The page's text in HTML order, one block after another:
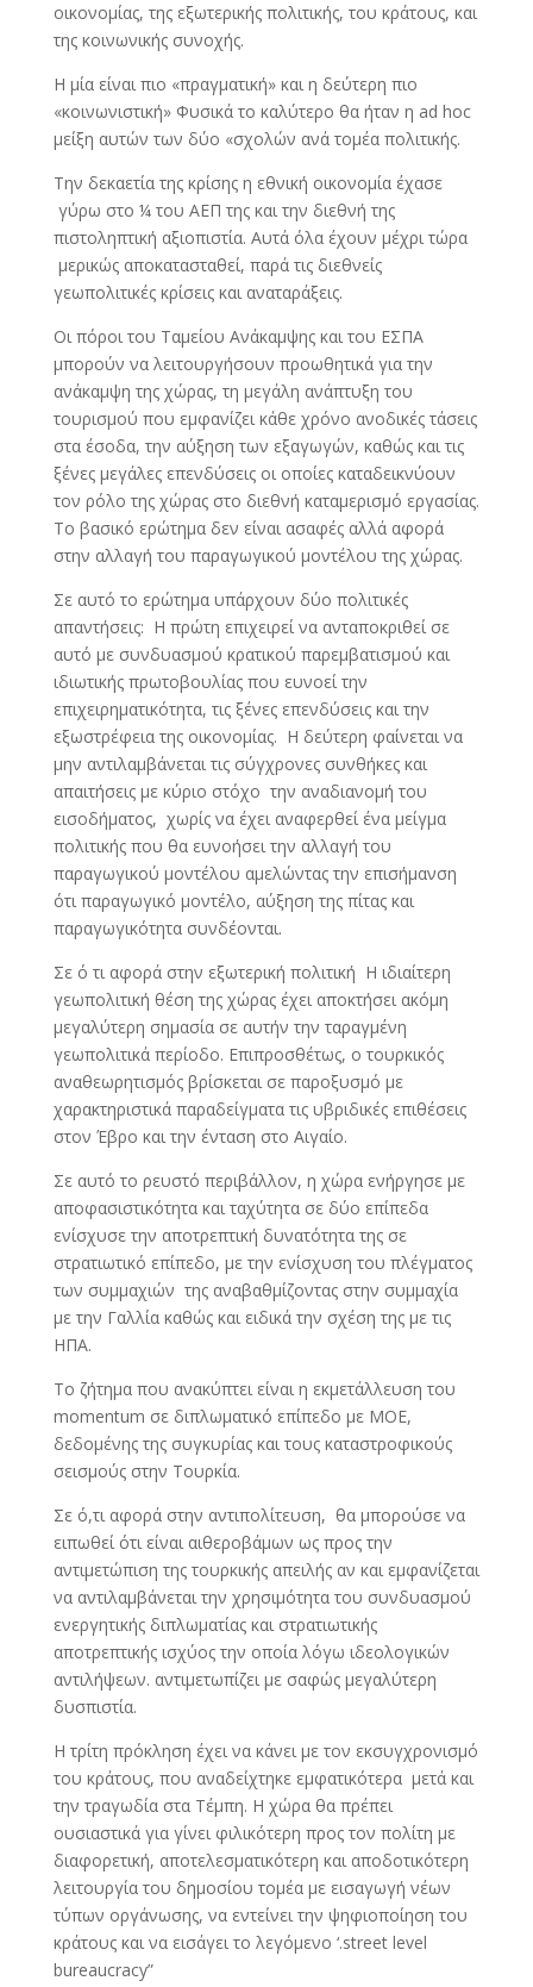
οικονομίας, της εξωτερικής πολιτικής, του κράτους, και
της κοινωνικής συνοχής.
Η μία είναι πιο «πραγματική» και η δεύτερη πιο
«κοινωνιστική» Φυσικά το καλύτερο θα ήταν η ad hoc
μείξη αυτών των δύο «σχολών ανά τομέα πολιτικής.
Την δεκαετία της κρίσης η εθνική οικονομία έχασε
γύρω στο ¼ του ΑΕΠ της και την διεθνή της
πιστοληπτική αξιοπιστία. Αυτά όλα έχουν μέχρι τώρα
μερικώς αποκατασταθεί, παρά τις διεθνείς
γεωπολιτικές κρίσεις και αναταράξεις.
Οι πόροι του Ταμείου Ανάκαμψης και του ΕΣΠΑ
μπορούν να λειτουργήσουν προωθητικά για την
ανάκαμψη της χώρας, τη μεγάλη ανάπτυξη του
τουρισμού που εμφανίζει κάθε χρόνο ανοδικές τάσεις
στα έσοδα, την αύξηση των εξαγωγών, καθώς και τις
ξένες μεγάλες επενδύσεις οι οποίες καταδεικνύουν
τον ρόλο της χώρας στο διεθνή καταμερισμό εργασίας.
Το βασικό ερώτημα δεν είναι ασαφές αλλά αφορά
στην αλλαγή του παραγωγικού μοντέλου της χώρας.
Σε αυτό το ερώτημα υπάρχουν δύο πολιτικές
απαντήσεις: Η πρώτη επιχειρεί να ανταποκριθεί σε
αυτό με συνδυασμού κρατικού παρεμβατισμού και
ιδιωτικής πρωτοβουλίας που ευνοεί την
επιχειρηματικότητα, τις ξένες επενδύσεις και την
εξωστρέφεια της οικονομίας. Η δεύτερη φαίνεται να
μην αντιλαμβάνεται τις σύγχρονες συνθήκες και
απαιτήσεις με κύριο στόχο την αναδιανομή του
εισοδήματος, χωρίς να έχει αναφερθεί ένα μείγμα
πολιτικής που θα ευνοήσει την αλλαγή του
παραγωγικού μοντέλου αμελώντας την επισήμανση
ότι παραγωγικό μοντέλο, αύξηση της πίτας και
παραγωγικότητα συνδέονται.
Σε ό τι αφορά στην εξωτερική πολιτική Η ιδιαίτερη
γεωπολιτική θέση της χώρας έχει αποκτήσει ακόμη
μεγαλύτερη σημασία σε αυτήν την ταραγμένη
γεωπολιτικά περίοδο. Επιπροσθέτως, ο τουρκικός
αναθεωρητισμός βρίσκεται σε παροξυσμό με
χαρακτηριστικά παραδείγματα τις υβριδικές επιθέσεις
στον Έβρο και την ένταση στο Αιγαίο.
Σε αυτό το ρευστό περιβάλλον, η χώρα ενήργησε με
αποφασιστικότητα και ταχύτητα σε δύο επίπεδα
ενίσχυσε την αποτρεπτική δυνατότητα της σε
στρατιωτικό επίπεδο, με την ενίσχυση του πλέγματος
των συμμαχιών της αναβαθμίζοντας στην συμμαχία
με την Γαλλία καθώς και ειδικά την σχέση της με τις
ΗΠΑ.
Το ζήτημα που ανακύπτει είναι η εκμετάλλευση του
momentum σε διπλωματικό επίπεδο με ΜΟΕ,
δεδομένης της συγκυρίας και τους καταστροφικούς
σεισμούς στην Τουρκία.
Σε ό,τι αφορά στην αντιπολίτευση, θα μπορούσε να
ειπωθεί ότι είναι αιθεροβάμων ως προς την
αντιμετώπιση της τουρκικής απειλής αν και εμφανίζεται
να αντιλαμβάνεται την χρησιμότητα του συνδυασμού
ενεργητικής διπλωματίας και στρατιωτικής
αποτρεπτικής ισχύος την οποία λόγω ιδεολογικών
αντιλήψεων. αντιμετωπίζει με σαφώς μεγαλύτερη
δυσπιστία.
Η τρίτη πρόκληση έχει να κάνει με τον εκσυγχρονισμό
του κράτους, που αναδείχτηκε εμφατικότερα μετά και
την τραγωδία στα Τέμπη. Η χώρα θα πρέπει
ουσιαστικά για γίνει φιλικότερη προς τον πολίτη με
διαφορετική, αποτελεσματικότερη και αποδοτικότερη
λειτουργία του δημοσίου τομέα με εισαγωγή νέων
τύπων οργάνωσης, να εντείνει την ψηφιοποίηση του
κράτους και να εισάγει το λεγόμενο ‘.street level
bureaucracy”